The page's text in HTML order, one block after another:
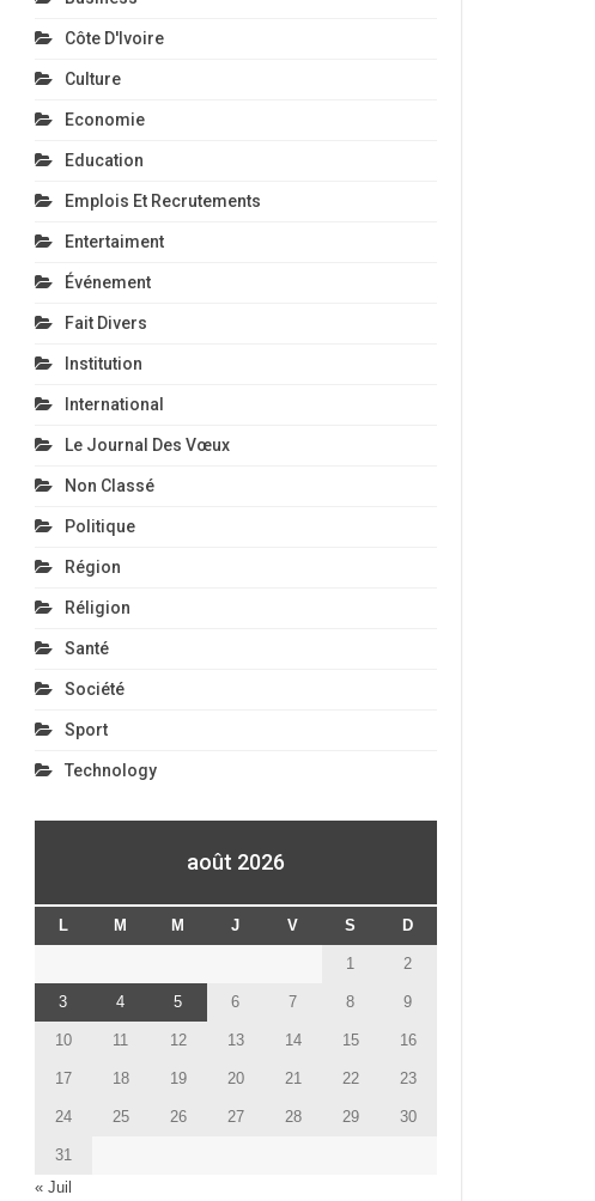
Côte D'Ivoire
Culture
Economie
Education
Emplois Et Recrutements
Entertaiment
Événement
Fait Divers
Institution
International
Le Journal Des Vœux
Non Classé
Politique
Région
Réligion
Santé
Société
Sport
Technology
août 2026
L M M J V S D
1 2
3 4 5 6 7 8 9
10 11 12 13 14 15 16
17 18 19 20 21 22 23
24 25 26 27 28 29 30
31
« Juil